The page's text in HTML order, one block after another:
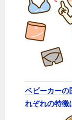
ベビーカーの
れぞれの特徴